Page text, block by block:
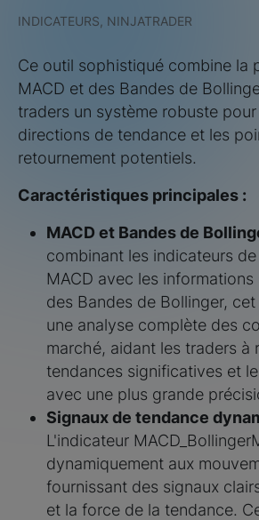
INDICATEURS, NINJATRADER
Ce outil sophistiqué combine la
MACD et des Bandes de
traders un système robuste
directions de tendance et les
retournement potentiels.
Caractéristiques principales :
MACD et Bandes de
combinant les indicateurs
MACD avec les
des Bandes de Bollinger,
une analyse complète des
marché, aidant les traders à
tendances significatives et
avec une plus grande
Signaux de tendance
L'indicateur
dynamiquement aux
fournissant des signaux
et la force de la tendance.